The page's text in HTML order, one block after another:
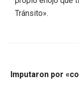
Tránsito».
Imputaron por